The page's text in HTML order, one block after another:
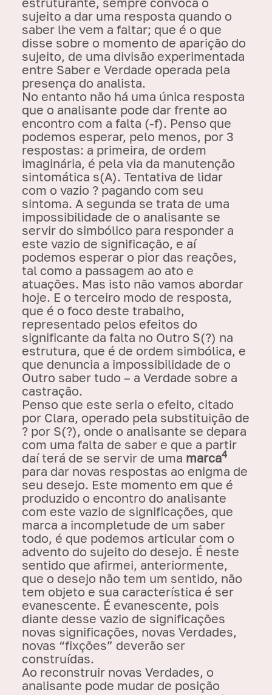
sujeito a dar uma resposta quando o
saber lhe vem a faltar; que é o que
disse sobre o momento de aparição do
sujeito, de uma divisão experimentada
entre Saber e Verdade operada pela
presença do analista.
No entanto não há uma única resposta
que o analisante pode dar frente ao
encontro com a falta (-f). Penso que
podemos esperar, pelo menos, por 3
respostas: a primeira, de ordem
imaginária, é pela via da manutenção
sintomática s(A). Tentativa de lidar
com o vazio ? pagando com seu
sintoma. A segunda se trata de uma
impossibilidade de o analisante se
servir do simbólico para responder a
este vazio de significação, e aí
podemos esperar o pior das reações,
tal como a passagem ao ato e
atuações. Mas isto não vamos abordar
hoje. E o terceiro modo de resposta,
que é o foco deste trabalho,
representado pelos efeitos do
significante da falta no Outro S(?) na
estrutura, que é de ordem simbólica, e
que denuncia a impossibilidade de o
Outro saber tudo – a Verdade sobre a
castração.
Penso que este seria o efeito, citado
por Clara, operado pela substituição de
? por S(?), onde o analisante se depara
com uma falta de saber e que a partir
daí terá de se servir de uma marca4
para dar novas respostas ao enigma de
seu desejo. Este momento em que é
produzido o encontro do analisante
com este vazio de significações, que
marca a incompletude de um saber
todo, é que podemos articular com o
advento do sujeito do desejo. É neste
sentido que afirmei, anteriormente,
que o desejo não tem um sentido, não
tem objeto e sua característica é ser
evanescente. É evanescente, pois
diante desse vazio de significações
novas significações, novas Verdades,
novas “fixções” deverão ser
construídas.
Ao reconstruir novas Verdades, o
analisante pode mudar de posição